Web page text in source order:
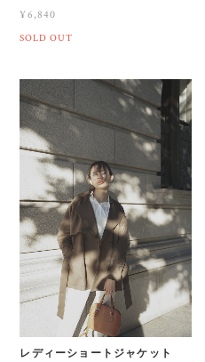
¥6,840
SOLD OUT
レディーショートジャケット